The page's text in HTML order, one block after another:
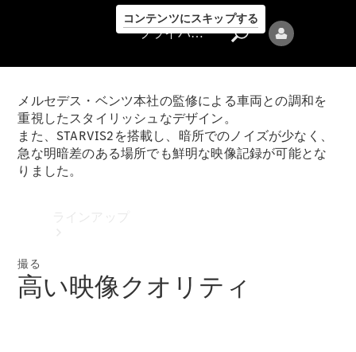
コンテンツにスキップする
プライバシ
プライバシーポリシー
メルセデス・ベンツ本社の監修による車両との調和を
重視したスタイリッシュなデザイン。
また、STARVIS2を搭載し、暗所でのノイズが少なく、
急な明暗差のある場所でも鮮明な映像記録が可能とな
りました。
撮る
高い映像クオリティ